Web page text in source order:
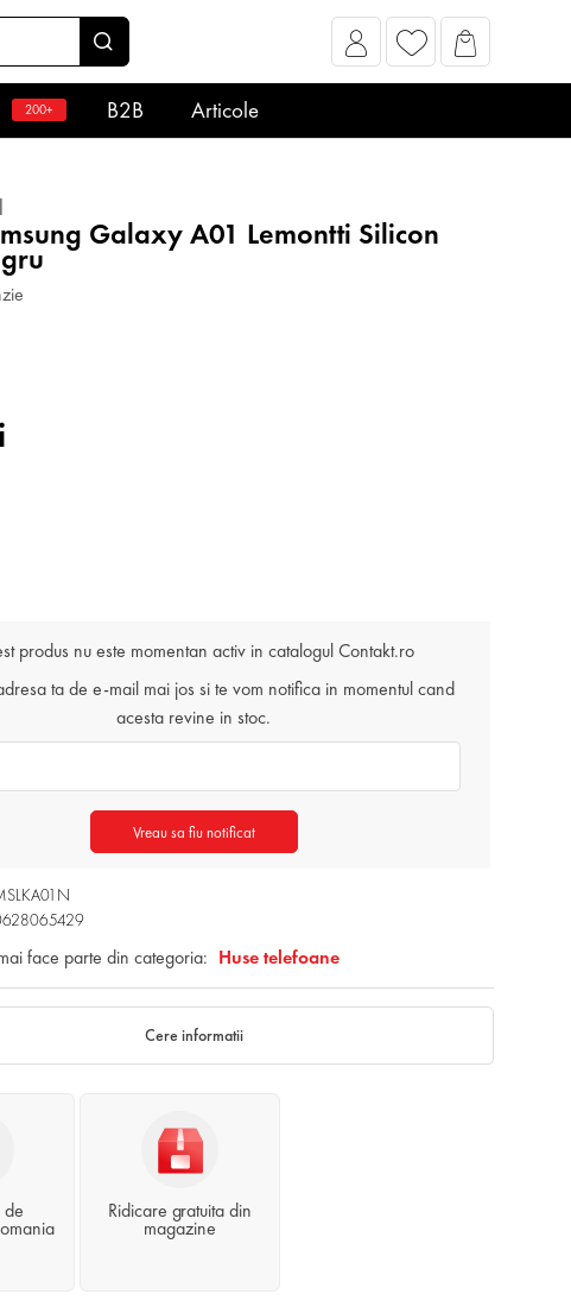
200+ B2B Articole
Galaxy A01 Lemontti Silicon
produs nu este momentan activ in catalogul Contakt.ro
ta de e-mail mai jos si te vom notifica in momentul cand
acesta revine in stoc.
Vreau sa fiu notificat
face parte din categoria: Huse telefoane
Cere informatii
de Ridicare gratuita din
magazine